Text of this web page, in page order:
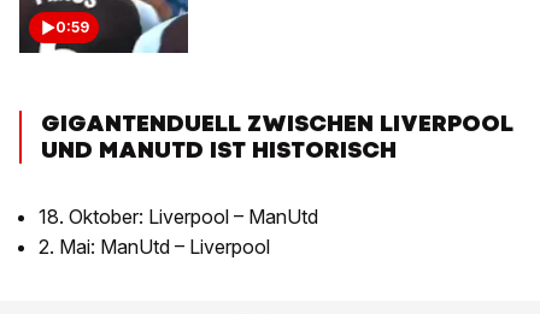
0:59
GIGANTENDUELL ZWISCHEN LIVERPOOL
UND MANUTD IST HISTORISCH
18. Oktober: Liverpool – ManUtd
2. Mai: ManUtd – Liverpool